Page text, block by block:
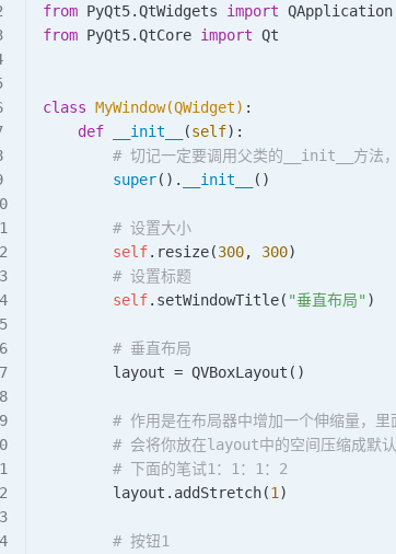
from PyQt5.QtWidgets import QApplication,
from PyQt5.QtCore import Qt
class MyWindow(QWidget) :
    def
__init__ (self):
# 切记一定要调用父类的__init__方法
        super
(). __init__ ()
        # 设置大小
        self
. resize(300, 300)
        # 设置标题
        self
. setWindowTitle( "垂直布局" )
        # 垂直布局
        layout
= QVBoxLayout ()
# 作用是在布局器中增加一个伸缩量，
# 会将你放在layout中的空间压缩成默
        # 下面的笔试1：1：1：2
        layout.
addStretch(1 )
        # 按钮1